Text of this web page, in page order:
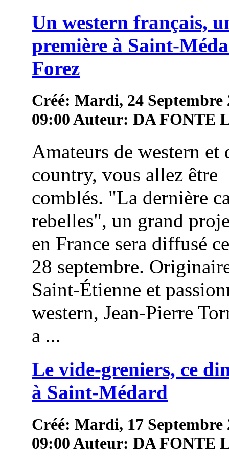
Un western français,
première à Saint-
Forez
Créé: Mardi, 24 Septembre
09:00Auteur: DA FONTE
Amateurs de western et
country, vous allez être
comblés. "La dernière
rebelles", un grand
en France sera diffusé
28 septembre.
Saint-Étienne et
western, Jean-Pierre
a ...
Le vide-greniers, ce
à Saint-Médard
Créé: Mardi, 17 Septembre
09:00Auteur: DA FONTE